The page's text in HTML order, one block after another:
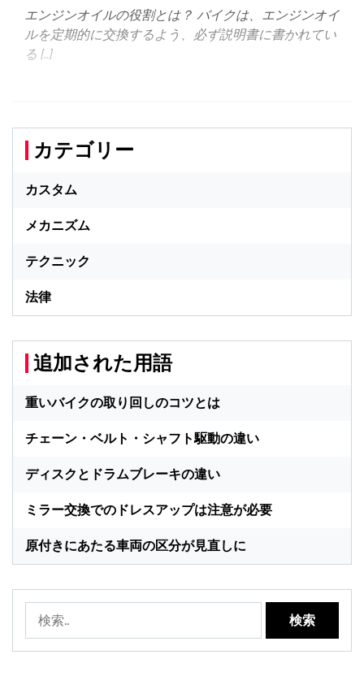
エンジンオイルの役割とは？ バイクは、エンジンオイ
ルを定期的に交換するよう、必ず説明書に書かれてい
る […]
カテゴリー
カスタム
メカニズム
テクニック
法律
追加された用語
重いバイクの取り回しのコツとは
チェーン・ベルト・シャフト駆動の違い
ディスクとドラムブレーキの違い
ミラー交換でのドレスアップは注意が必要
原付きにあたる車両の区分が見直しに